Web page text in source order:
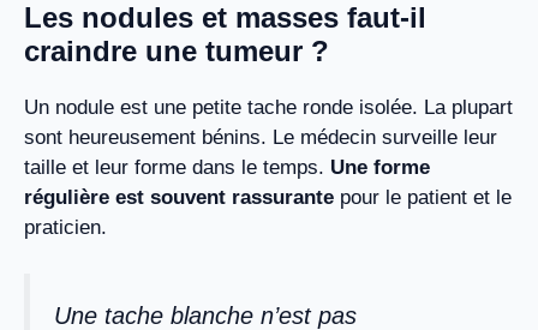
Les nodules et masses faut-il
craindre une tumeur ?
Un nodule est une petite tache ronde isolée. La plupart
sont heureusement bénins. Le médecin surveille leur
taille et leur forme dans le temps. Une forme
régulière est souvent rassurante pour le patient et le
praticien.
Une tache blanche n’est pas